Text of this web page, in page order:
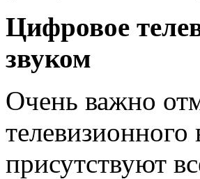
Цифровое
звуком
Очень важно
присутствуют